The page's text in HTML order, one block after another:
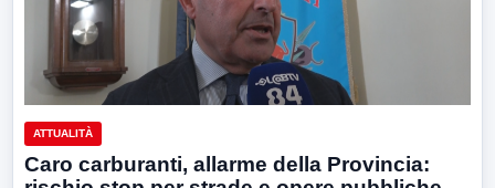
ATTUALITÀ
Caro carburanti, allarme della Provincia: